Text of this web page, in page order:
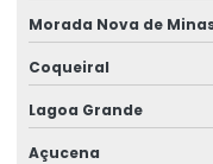
Morada Nova de
Coqueiral
Lagoa Grande
Açucena